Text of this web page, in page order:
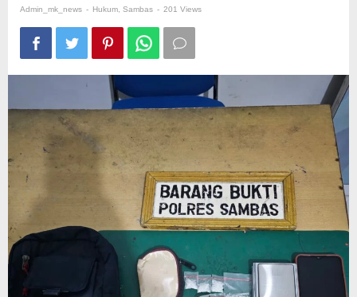
Shabu
di
Sebuah
Kontrakan.
Admin_mk_news - Hukum Sambas - 201 Views